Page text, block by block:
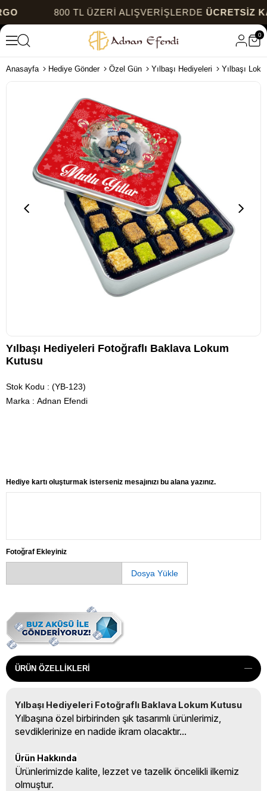
800 TL ÜZERİ ALIŞVERİŞLERDEÜCRETSİZ KARGO
0
Anasayfa Hediye Gönder Özel Gün Yılbaşı Hediyeleri Yılbaşı
Yılbaşı Hediyeleri Fotoğraflı Baklava Lokum
Kutusu
Stok Kodu
(YB-123)
Marka : Adnan Efendi
Hediye kartı oluşturmak isterseniz mesajınızı bu alana yazınız.
Fotoğraf Ekleyiniz
Dosya Yükle
ÜRÜN ÖZELLIKLERI
Yılbaşı Hediyeleri Fotoğraflı Baklava Lokum Kutusu
Yılbaşına özel birbirinden şık tasarımlı ürünlerimiz,
sevdiklerinize en nadide ikram olacaktır...
Ürün Hakkında
Ürünlerimizde kalite, lezzet ve tazelik öncelikli ilkemiz
olmuştur.